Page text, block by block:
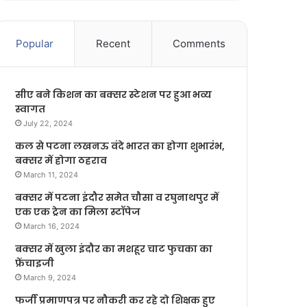
Popular Recent Comments
सीए बने किशन का बक्सर स्टेशन पर हुआ भव्य
स्वागत
July 22, 2024
कल से पटना लखनऊ वंदे भारत का होगा शुभारंभ,
बक्सर में होगा ठहराव
March 11, 2024
बक्सर में पटना इंदौर समेत चौसा व रघुनाथपुर में
एक एक ट्रेन का मिला स्टॉपेज
March 16, 2024
बक्सर में खुला इंदौर का मशहूर चाट फुचका का
फ्रेंचाइजी
March 9, 2024
फर्जी प्रमाणपत्र पर नौकरी कर रहे दो शिक्षक हुए